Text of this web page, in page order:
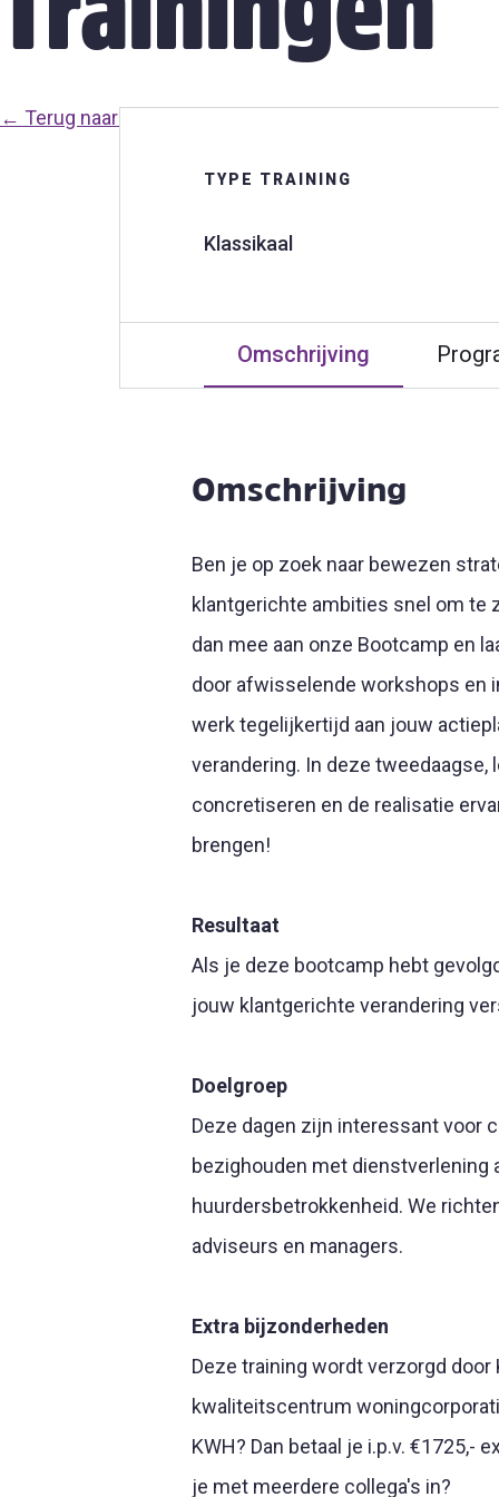
← Terug naar alle trainingen
TYPE TRAINING
Klassikaal
Omschrijving
Omschrijving
Ben je op zoek naar bewezen
klantgerichte ambities snel om te
dan mee aan onze Bootcamp en
door afwisselende workshops en
werk tegelijkertijd aan jouw
verandering. In deze
concretiseren en de realisatie
brengen!
Resultaat
Als je deze bootcamp hebt
jouw klantgerichte verandering
Doelgroep
Deze dagen zijn interessant voor
bezighouden met dienstverlening
huurdersbetrokkenheid. We
adviseurs en managers.
Extra bijzonderheden
Deze training wordt verzorgd door
kwaliteitscentrum
KWH? Dan betaal je i.p.v. €1725,-
je met meerdere collega's in?